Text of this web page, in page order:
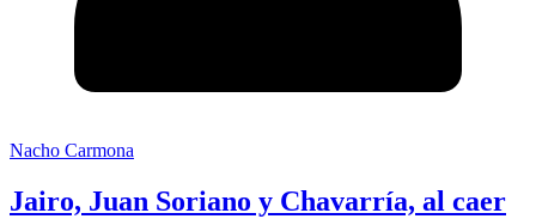
Nacho Carmona
Jairo, Juan Soriano y Chavarría, al caer